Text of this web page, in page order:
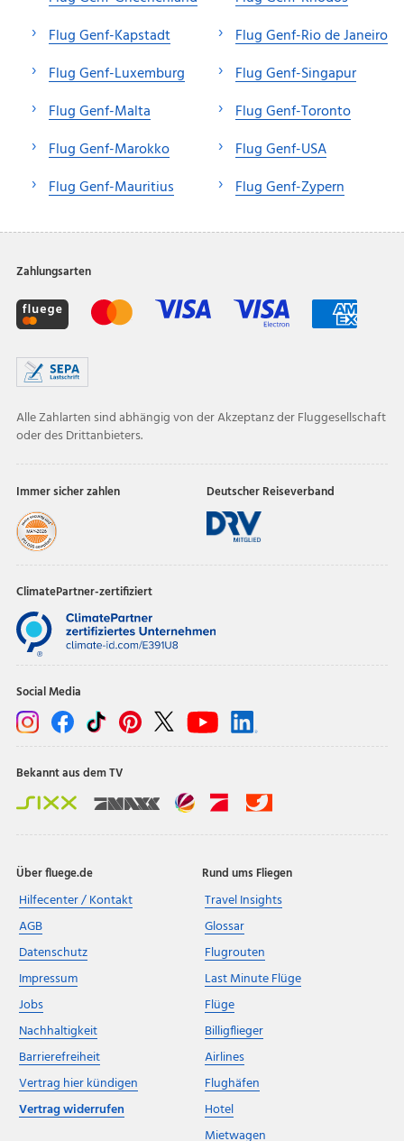
Flug Genf-Kapstadt
Flug Genf-Luxemburg
Flug Genf-Malta
Flug Genf-Marokko
Flug Genf-Mauritius
Flug Genf-Rio de Janeiro
Flug Genf-Singapur
Flug Genf-Toronto
Flug Genf-USA
Flug Genf-Zypern